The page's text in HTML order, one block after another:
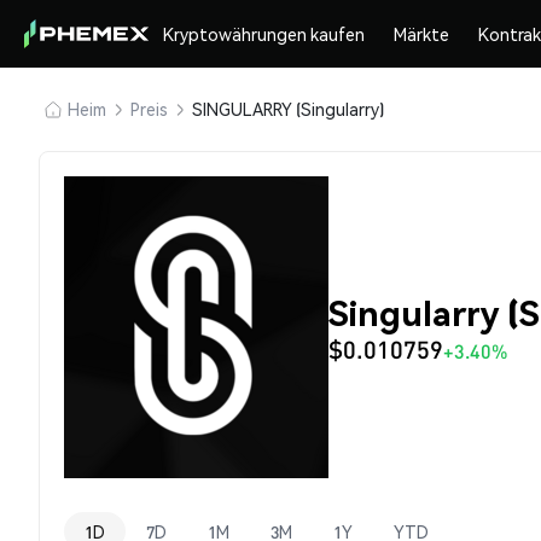
Kryptowährungen kaufen Märkte
Heim Preis SINGULARRY (Singularry)
Singularry
$0.010759+3.40%
1D 7D 1M 3M 1Y YTD